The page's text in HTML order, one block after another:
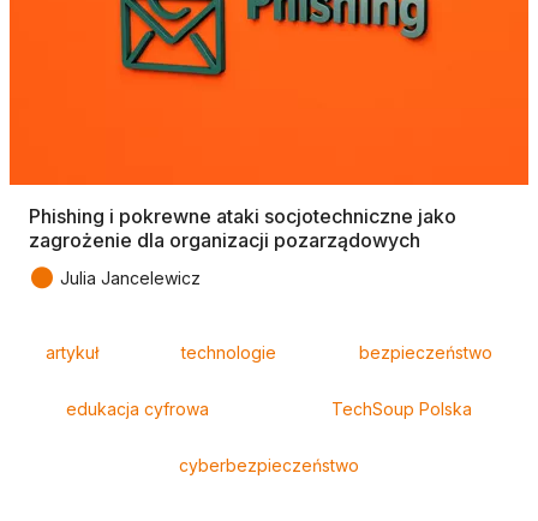
Phishing i pokrewne ataki socjotechniczne jako
zagrożenie dla organizacji pozarządowych
● Julia Jancelewicz
artykuł technologie bezpieczeństwo
edukacja cyfrowa TechSoup Polska
cyberbezpieczeństwo